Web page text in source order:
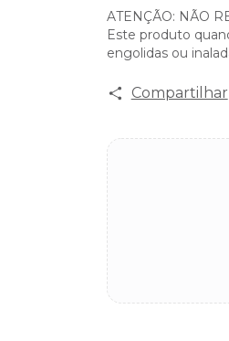
ATENÇÃO: NÃO
Este produto
engolidas ou
Compartilhar